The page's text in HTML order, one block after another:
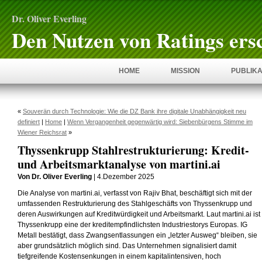
Dr. Oliver Everling
Den Nutzen von Ratings
HOME MISSION
« Souverän durch Technologie: Wie die DZ Bank ihre digitale Unabhängigkeit neu
definiert | Home | Wenn Vergangenheit gegenwärtig wird: Siebenbürgens Stimme im
Wiener Reichsrat »
Thyssenkrupp Stahlrestrukturierung: Kredit-
und Arbeitsmarktanalyse von martini.ai
Von Dr. Oliver Everling | 4.Dezember 2025
Die Analyse von martini.ai, verfasst von Rajiv Bhat, beschäftigt sich mit der
umfassenden Restrukturierung des Stahlgeschäfts von Thyssenkrupp und
deren Auswirkungen auf Kreditwürdigkeit und Arbeitsmarkt. Laut martini.ai ist
Thyssenkrupp eine der kreditempfindlichsten Industriestorys Europas. IG
Metall bestätigt, dass Zwangsentlassungen ein „letzter Ausweg“ bleiben, sie
aber grundsätzlich möglich sind. Das Unternehmen signalisiert damit
tiefgreifende Kostensenkungen in einem kapitalintensiven, hoch